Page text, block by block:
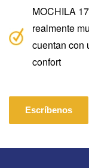
MOCHILA
realmente
cuentan con
confort
Escríbenos